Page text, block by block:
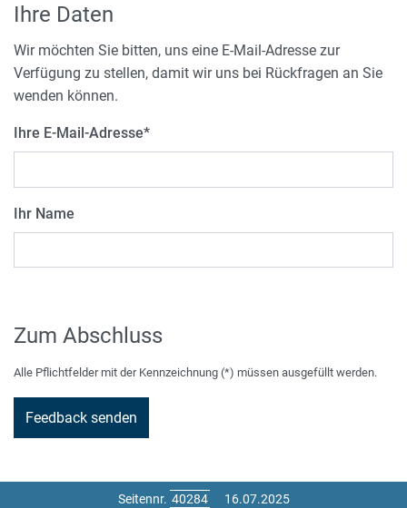
Ihre Daten
Wir möchten Sie bitten, uns eine E-Mail-Adresse zur
Verfügung zu stellen, damit wir uns bei Rückfragen an Sie
wenden können.
Ihre E-Mail-Adresse*
Ihr Name
Zum Abschluss
Alle Pflichtfelder mit der Kennzeichnung (*) müssen ausgefüllt werden.
Seitennr. 16.07.2025